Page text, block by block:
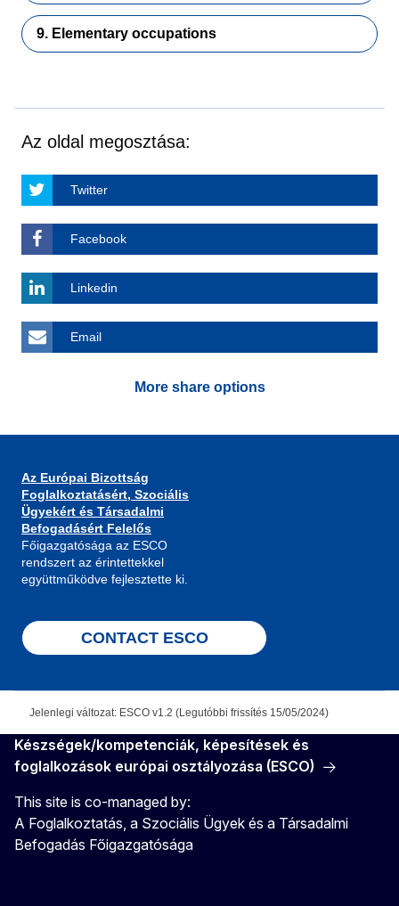
9. Elementary occupations
Az oldal megosztása:
Twitter
Facebook
Linkedin
Email
More share options
Az Európai Bizottság
Foglalkoztatásért, Szociális
Ügyekért és Társadalmi
Befogadásért Felelős
Főigazgatósága az ESCO
rendszert az érintettekkel
együttműködve fejlesztette ki.
CONTACT ESCO
Jelenlegi változat: ESCO v1.2 (Legutóbbi frissítés 15/05/2024)
Készségek/kompetenciák, képesítések és
foglalkozások európai osztályozása (ESCO)
This site is co-managed by:
A Foglalkoztatás, a Szociális Ügyek és a Társadalmi
Befogadás Főigazgatósága